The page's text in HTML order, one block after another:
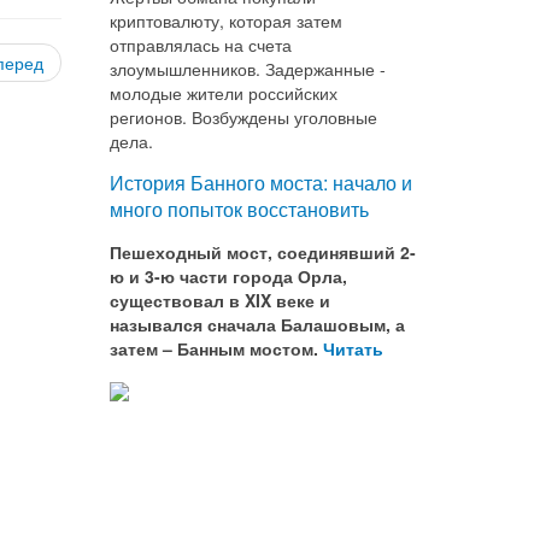
криптовалюту, которая затем
отправлялась на счета
злоумышленников. Задержанные -
молодые жители российских
регионов. Возбуждены уголовные
дела.
История Банного моста: начало и
много попыток восстановить
Пешеходный мост, соединявший 2-
ю и 3-ю части города Орла,
существовал в XIX веке и
назывался сначала Балашовым, а
затем – Банным мостом. Читать